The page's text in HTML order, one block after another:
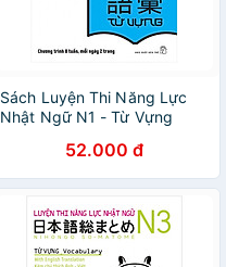
Sách Luyện Thi Năng Lực
Nhật Ngữ N1 - Từ Vựng
52.000 đ